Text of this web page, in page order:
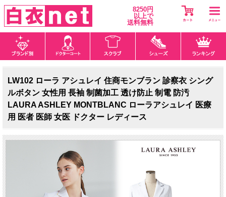
8250円
以上で
送料無料
LW102 ローラ アシュレイ 住商モンブラン 診察衣 シング
ルボタン 女性用 長袖 制菌加工 透け防止 制電 防汚
LAURA ASHLEY MONTBLANC ローラアシュレイ 医療
用 医者 医師 女医 ドクター レディース